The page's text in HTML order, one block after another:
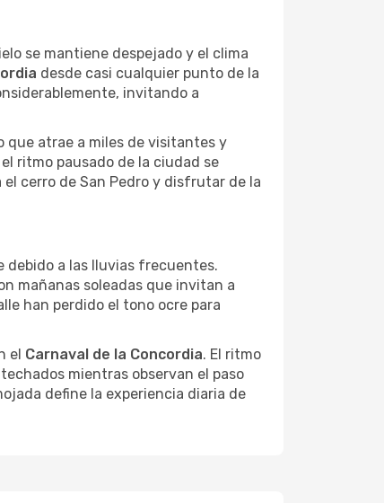
se mantiene despejado y el clima
desde casi cualquier punto de la
invitando a
que atrae a miles de visitantes y
ritmo pausado de la ciudad se
el cerro de San Pedro y disfrutar de la
debido a las lluvias frecuentes.
mañanas soleadas que invitan a
han perdido el tono ocre para
el Carnaval de la Concordia. El ritmo
mientras observan el paso
define la experiencia diaria de